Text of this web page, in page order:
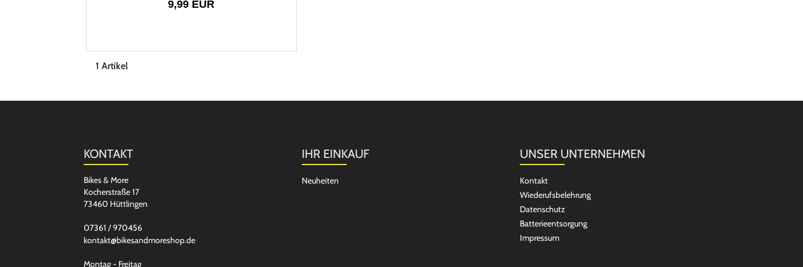
9,99 EUR
1 Artikel
KONTAKT
Bikes & More
Kocherstraße 17
73460 Hüttlingen
07361 / 970456
kontakt@bikesandmoreshop.de
Montag - Freitag
IHR EINKAUF
Neuheiten
UNSER UNTERNEHMEN
Kontakt
Wiederufsbelehrung
Datenschutz
Batterieentsorgung
Impressum